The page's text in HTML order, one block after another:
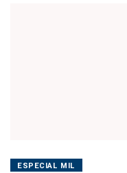
ESPECIAL MIL